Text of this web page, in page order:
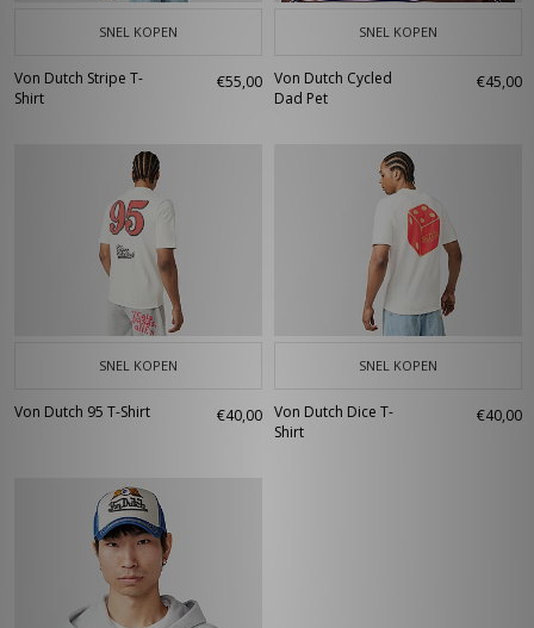
SNEL KOPEN
Von Dutch Stripe T-
Shirt
€55,00
SNEL KOPEN
Von Dutch Cycled
Dad Pet
€45,00
SNEL KOPEN
Von Dutch 95 T-Shirt €40,00
SNEL KOPEN
Von Dutch Dice T-
Shirt
€40,00